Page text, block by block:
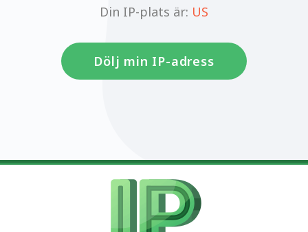
Din IP-plats är: US
Dölj min IP-adress